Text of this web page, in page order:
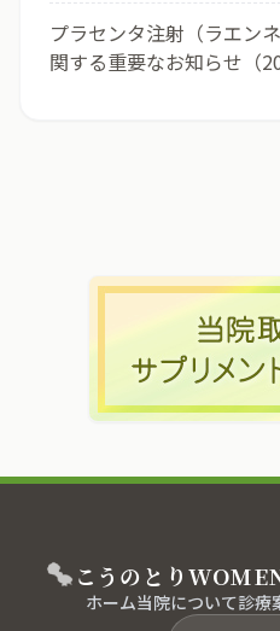
プラセンタ注射（ラエン
関する重要なお知らせ（
こうのとり
ホーム当院について診療